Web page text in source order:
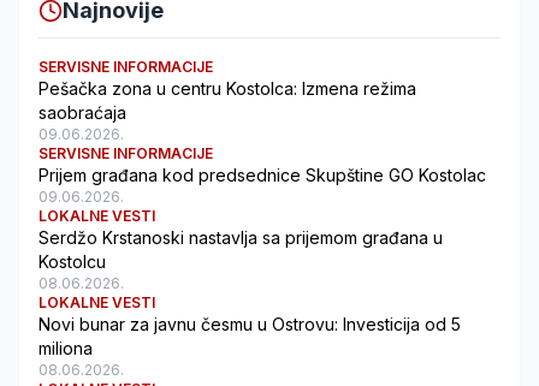
Najnovije
SERVISNE INFORMACIJE
Pešačka zona u centru Kostolca: Izmena režima
saobraćaja
09.06.2026.
SERVISNE INFORMACIJE
Prijem građana kod predsednice Skupštine GO Kostolac
09.06.2026.
LOKALNE VESTI
Serdžo Krstanoski nastavlja sa prijemom građana u
Kostolcu
08.06.2026.
LOKALNE VESTI
Novi bunar za javnu česmu u Ostrovu: Investicija od 5
miliona
08.06.2026.